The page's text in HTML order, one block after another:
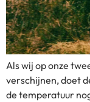
Als wij op onze
verschijnen, doet
de temperatuur